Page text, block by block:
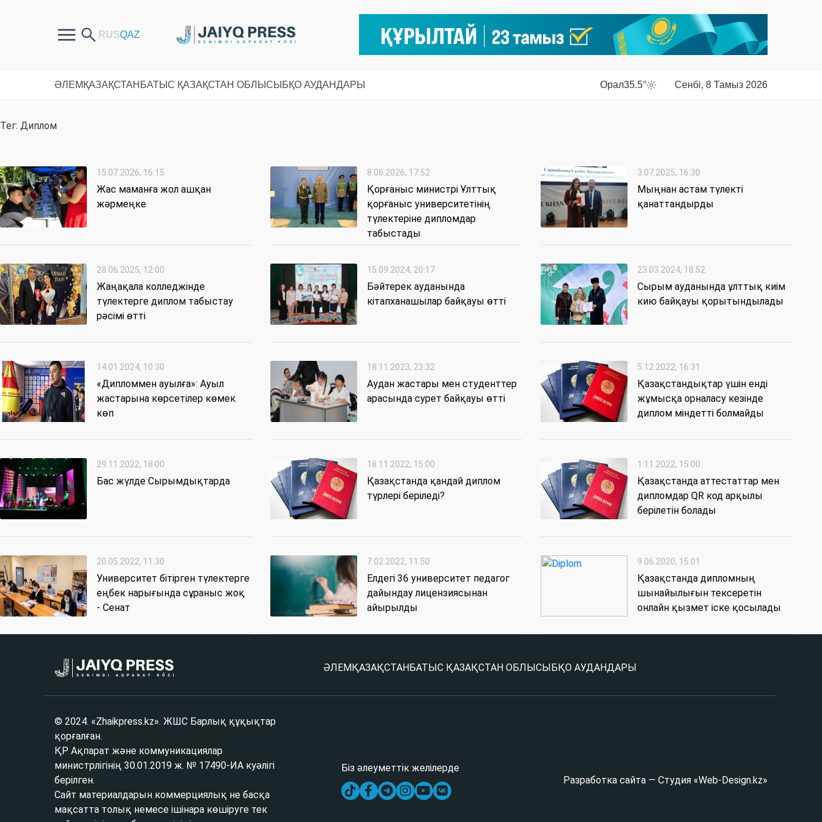
ӘЛЕМ ҚАЗАҚСТАН БАТЫС ҚАЗАҚСТАН ОБЛЫСЫ БҚО АУДАНДАРЫ Орал35.5° Сенбі, 8 Тамыз 2026
Тег: Диплом
15.07.2026, 16:15
Жас маманға жол ашқан
жәрмеңке
8.06.2026, 17:52
Қорғаныс министрі Ұлттық
қорғаныс университетінің
түлектеріне дипломдар
табыстады
3.07.2025, 16:30
Мыңнан астам түлекті
қанаттандырды
28.06.2025, 12:00
Жаңақала колледжінде
түлектерге диплом табыстау
рәсімі өтті
15.09.2024, 20:17
Бәйтерек ауданында
кітапханашылар байқауы өтті
23.03.2024, 18:52
Сырым ауданында ұлттық киім
кию байқауы қорытындылады
14.01.2024, 10:30
«Дипломмен ауылға»: Ауыл
жастарына көрсетілер көмек
көп
18.11.2023, 23:32
Аудан жастары мен студенттер
арас­ында сурет байқауы өтті
5.12.2022, 16:31
Қазақстандықтар үшін енді
жұмысқа орналасу кезінде
диплом міндетті болмайды
29.11.2022, 18:00
Бас жүлде Сырымдықтарда
18.11.2022, 15:00
Қазақстанда қандай диплом
түрлері беріледі?
1.11.2022, 15:00
Қазақстанда аттестаттар мен
дипломдар QR код арқылы
берілетін болады
20.05.2022, 11:30
Университет бітірген түлектерге
еңбек нарығында сұраныс жоқ
- Сенат
7.02.2022, 11:50
Елдегі 36 университет педагог
дайындау лицензиясынан
айырылды
9.06.2020, 15:01
Қазақстанда дипломның
шынайылығын тексеретін
онлайн қызмет іске қосылады
ӘЛЕМ ҚАЗАҚСТАН БАТЫС ҚАЗАҚСТАН ОБЛЫСЫ БҚО АУДАНДАРЫ
© 2024. «Zhaikpress.kz». ЖШС Барлық құқықтар
қорғалған.
ҚР Ақпарат және коммуникациялар
министрлігінің 30.01.2019 ж. № 17490-ИА куәлігі
берілген.
Сайт материалдарын коммерциялық не басқа
мақсатта толық немесе ішінара көшіруге тек
Біз әлеуметтік желілерде
Разработка сайта — Студия «Web-Design.kz»